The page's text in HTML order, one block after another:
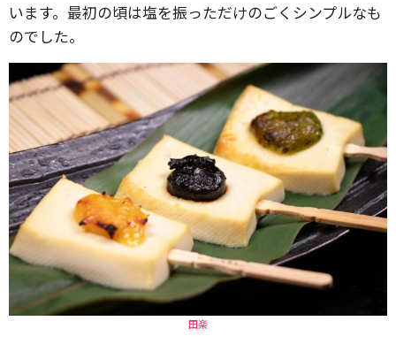
います。最初の頃は塩を振っただけのごくシンプルなも
のでした。
田楽